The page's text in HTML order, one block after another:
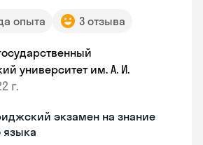
опыта 3 отзыва
университет им. А. И.
г.
экзамен на знание
языка